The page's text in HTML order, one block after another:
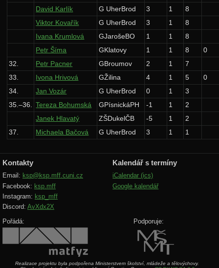
David Karlík
G UherBrod 3 1
8
Viktor Kovařík
G UherBrod 3 1
8
Ivana Krumlová
GJarošeBO 1 1
8
Petr Šíma
GKlatovy 1 1 8
0
32.
Petr Pacner GBroumov 2 1
7
33.
Ivona Hrivová GŽilina 4 1 5
0
34.
Jan Vozár G UherBrod 0 1
3
35.–36. Tereza Bohumská GPísnickáPH -1 1
2
Janek Hlavatý
ZŠDukelČB -5 1
2
37.
Michaela Bačová G UherBrod 3 1 1
Řešení
Výsledky
Kontakty
Email: ksp@ksp.mff.cuni.cz
Facebook: ksp.mff
Instagram: ksp_mff
Discord: AvXdx2X
Kalendář s termíny
iCalendar (ics)
Google kalendář
Pořádá: Podporuje:
Realizace projektu byla podpořena Ministerstvem školství, mládeže a tělovýchovy.